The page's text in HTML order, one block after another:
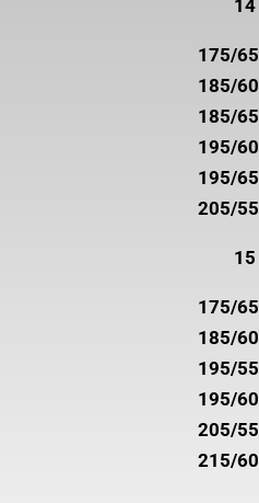
14
175/
185/
185/
195/
195/
205/
15
175/
185/
195/
195/
205/
215/